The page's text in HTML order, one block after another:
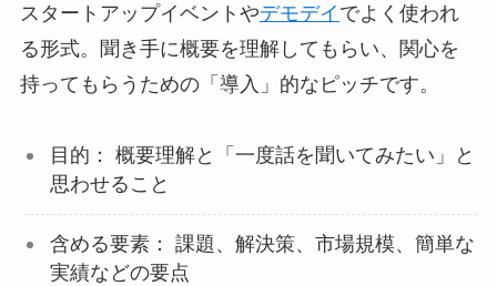
スタートアップイベントやデモデイ でよく使われ
る形式。聞き手に概要を理解してもらい、関心を
持ってもらうための「導入」的なピッチです。
目的： 概要理解と「一度話を聞いてみたい」と
思わせること
含める要素： 課題、解決策、市場規模、簡単な
実績などの要点